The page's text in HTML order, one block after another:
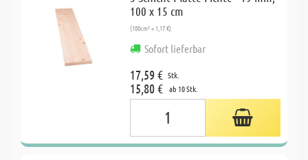
100 x 15 cm
(100cm² = 1,17 €)
Sofort lieferbar
17,59 € Stk.
15,80 € ab 10 Stk.